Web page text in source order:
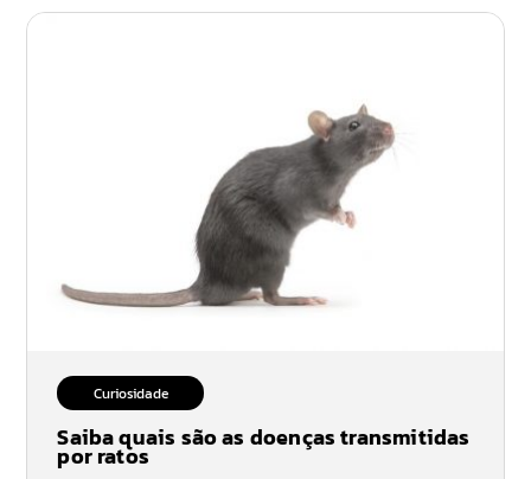
Curiosidade
Saiba quais são as doenças transmitidas
por ratos